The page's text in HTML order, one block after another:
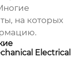
на которых
Electrical